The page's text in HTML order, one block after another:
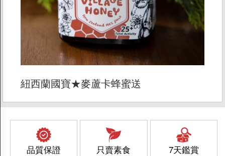
紐西蘭國寶★麥蘆卡蜂蜜送
品質保證 只賣素食 7天鑑賞